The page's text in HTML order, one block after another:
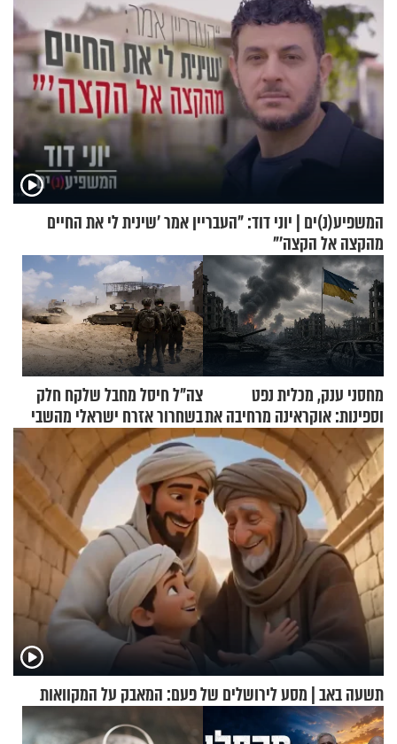
המשפיע(נ)ים | יוני דוד: "העבריין אמר 'שינית לי את החיים
מהקצה אל הקצה'"
מחסני ענק, מכלית נפט
וספינות: אוקראינה מרחיבה את
התקיפות בעומק רוסיה
צה"ל חיסל מחבל שלקח חלק
בשחרור אזרח ישראלי מהשבי
תשעה באב | מסע לירושלים של פעם: המאבק על המקוואות